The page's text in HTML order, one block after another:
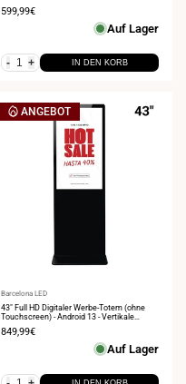
Verkaufspreis
599,99€
Auf Lager
- + IN DEN KORB
ANGEBOT
Anbieter:
Barcelona LED
43" Full HD Digitaler Werbe-Totem (ohne
Touchscreen) - Android 13 - Vertikale
Verkaufspreis
849,99€
Auf Lager